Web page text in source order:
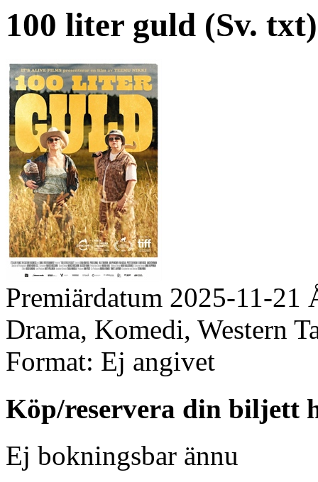
100 liter guld (Sv.
Premiärdatum 2025-11-21
Drama, Komedi, Western
Format: Ej angivet
Köp/reservera din biljett
Ej bokningsbar ännu